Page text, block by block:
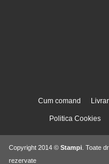
Cum comand
Politica Cookies
Copyright 2014 © Stampi . Toate
rezervate